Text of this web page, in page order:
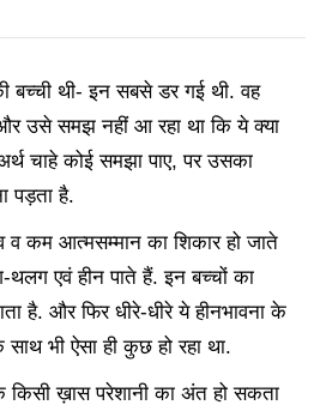
बच्ची थी- इन सबसे डर गई थी. वह
उसे समझ नहीं आ रहा था कि ये क्या
चाहे कोई समझा पाए, पर उसका
पड़ता है.
व कम आत्मसम्मान का शिकार हो जाते
एवं हीन पाते हैं. इन बच्चों का
है. और फिर धीरे-धीरे ये हीनभावना के
साथ भी ऐसा ही कुछ हो रहा था.
किसी ख़ास परेशानी का अंत हो सकता